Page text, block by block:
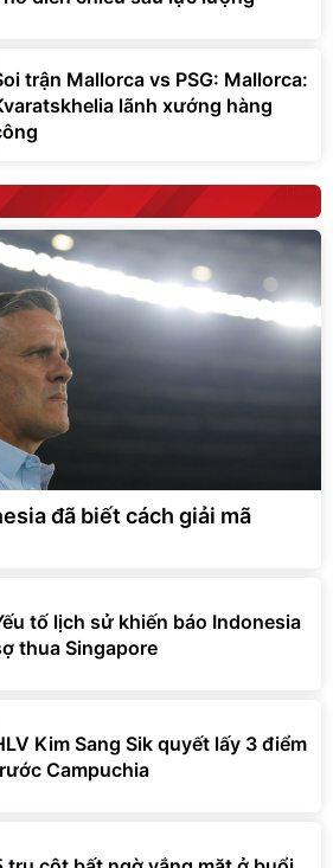
trận Mallorca vs PSG: Mallorca:
lãnh xướng hàng
đã biết cách giải mã
tố lịch sử khiến báo Indonesia
thua Singapore
Kim Sang Sik quyết lấy 3 điểm
Campuchia